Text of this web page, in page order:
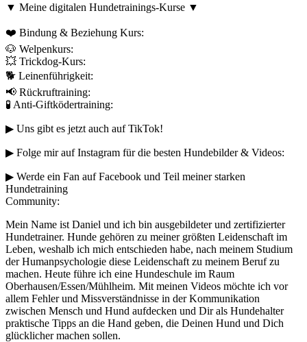
▼ Meine digitalen Hundetrainings-Kurse ▼
❤️ Bindung & Beziehung Kurs:
🐶 Welpenkurs:
💥 Trickdog-Kurs:
🐕 Leinenführigkeit:
📢 Rückruftraining:
🧪 Anti-Giftködertraining:
▶︎ Uns gibt es jetzt auch auf TikTok!
▶︎ Folge mir auf Instagram für die besten Hundebilder & Videos:
▶︎ Werde ein Fan auf Facebook und Teil meiner starken
Hundetraining
Community:
Mein Name ist Daniel und ich bin ausgebildeter und zertifizierter
Hundetrainer. Hunde gehören zu meiner größten Leidenschaft im
Leben, weshalb ich mich entschieden habe, nach meinem Studium
der Humanpsychologie diese Leidenschaft zu meinem Beruf zu
machen. Heute führe ich eine Hundeschule im Raum
Oberhausen/Essen/Mühlheim. Mit meinen Videos möchte ich vor
allem Fehler und Missverständnisse in der Kommunikation
zwischen Mensch und Hund aufdecken und Dir als Hundehalter
praktische Tipps an die Hand geben, die Deinen Hund und Dich
glücklicher machen sollen.